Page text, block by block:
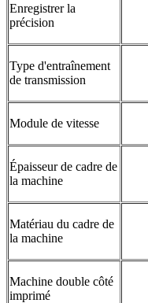
Enregistrer la
précision
Type d'entraînement
de transmission
Module de vitesse
Épaisseur de cadre de
la machine
Matériau du cadre de
la machine
Machine double côté
imprimé